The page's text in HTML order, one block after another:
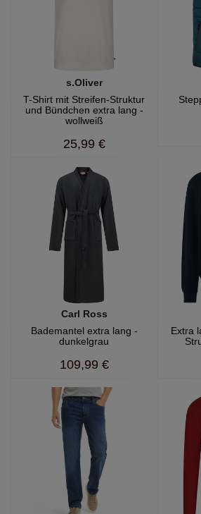
s.Oliver
T-Shirt mit Streifen-Struktur
und Bündchen extra lang -
wollweiß
25,99 €
Carl Ross
Bademantel extra lang -
dunkelgrau
109,99 €
Extra